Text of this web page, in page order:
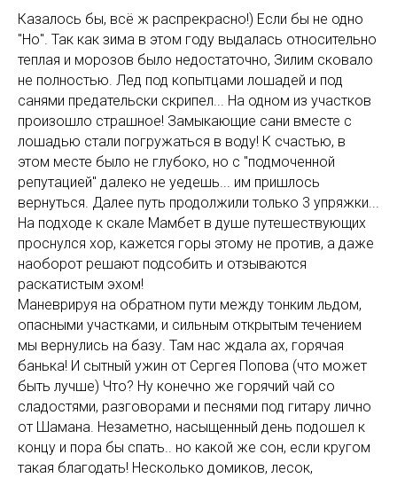
Казалось бы, всё ж распрекрасно!) Если бы не одно
"Но". Так как зима в этом году выдалась относительно
теплая и морозов было недостаточно, Зилим сковало
не полностью. Лед под копытцами лошадей и под
санями предательски скрипел... На одном из участков
произошло страшное! Замыкающие сани вместе с
лошадью стали погружаться в воду! К счастью, в
этом месте было не глубоко, но с "подмоченной
репутацией" далеко не уедешь... им пришлось
вернуться. Далее путь продолжили только 3 упряжки...
На подходе к скале Мамбет в душе путешествующих
проснулся хор, кажется горы этому не против, а даже
наоборот решают подсобить и отзываются
раскатистым эхом!
Маневрируя на обратном пути между тонким льдом,
опасными участками, и сильным открытым течением
мы вернулись на базу. Там нас ждала ах, горячая
банька! И сытный ужин от Сергея Попова (что может
быть лучше) Что? Ну конечно же горячий чай со
сладостями, разговорами и песнями под гитару лично
от Шамана. Незаметно, насыщенный день подошел к
концу и пора бы спать.. но какой же сон, если кругом
такая благодать! Несколько домиков, лесок,